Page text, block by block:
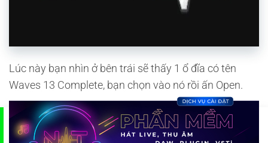
Lúc này bạn nhìn ở bên trái sẽ thấy 1 ổ đĩa có tên
Waves 13 Complete, bạn chọn vào nó rồi ấn Open.